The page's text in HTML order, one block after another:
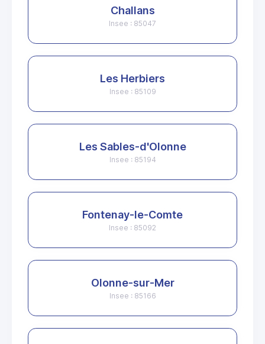
Challans
Insee : 85047
Les Herbiers
Insee : 85109
Les Sables-d'Olonne
Insee : 85194
Fontenay-le-Comte
Insee : 85092
Olonne-sur-Mer
Insee : 85166